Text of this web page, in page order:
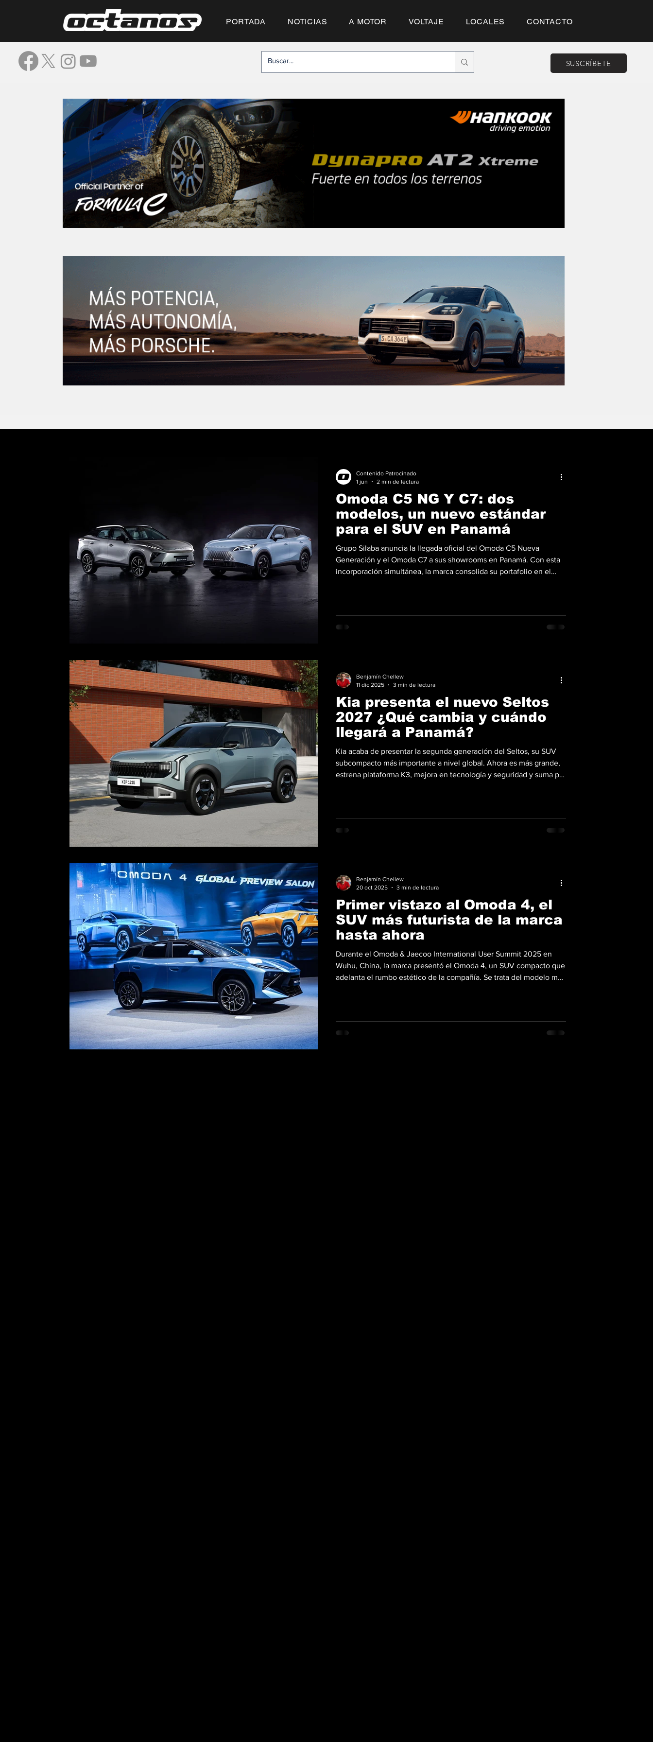
PORTADA NOTICIAS A MOTOR VOLTAJE LOCALES CONTACTO
SUSCRÍBETE
Omoda C5 NG Y C7: dos
modelos, un nuevo estándar
para el SUV en Panamá
Grupo Silaba anuncia la llegada oficial del Omoda C5 Nueva
Generación y el Omoda C7 a sus showrooms en Panamá. Con esta
incorporación simultánea, la marca consolida su portafolio en el
con un motor 1.5L turbo que entrega 154 hp y 230 Nm de torque,
transmisión de doble embrague de 6 velocidades y tres
Contenido Patrocinado
1 jun
2 min de lectura
Kia presenta el nuevo Seltos
2027 ¿Qué cambia y cuándo
llegará a Panamá?
Kia acaba de presentar la segunda generación del Seltos, su SUV
subcompacto más importante a nivel global. Ahora es más grande,
estrena plataforma K3, mejora en tecnología y seguridad y suma por
acercarse al look de los eléctricos de la marca. Crece en todas sus
dimensiones y aho
Benjamín Chellew
11 dic 2025
3 min de lectura
Primer vistazo al Omoda 4, el
SUV más futurista de la marca
hasta ahora
Durante el Omoda & Jaecoo International User Summit 2025 en
Wuhu, China, la marca presentó el Omoda 4, un SUV compacto que
adelanta el rumbo estético de la compañía. Se trata del modelo más
Mecha” , una interpretación moderna de las líneas afiladas y los
volúmenes geométricos propios del diseño indus
Benjamín Chellew
20 oct 2025
3 min de lectura